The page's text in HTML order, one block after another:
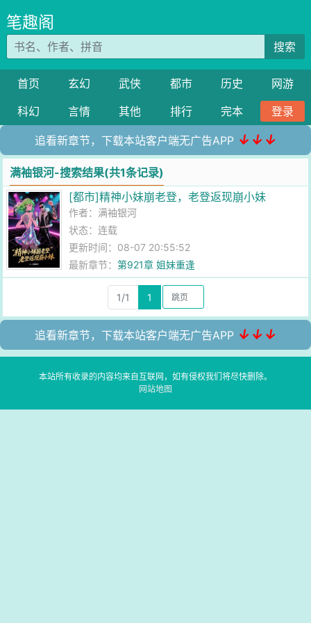
笔趣阁
搜索
首页 玄幻 武侠 都市 历史
网游
科幻
言情 其他 排行 完本 登录
追看新章节，下载本站客户端无广告APP ↓↓↓
满袖银河-搜索结果(共1条记录)
[都市]精神小妹崩老登，老登返现崩小妹
作者： 满袖银河
状态：连载
更新时间：08-07 20:55:52
最新章节：第921章 姐妹重逢
1/1 1
追看新章节，下载本站客户端无广告APP ↓↓↓
本站所有收录的内容均来自互联网，如有侵权我们将尽快删除。
网站地图